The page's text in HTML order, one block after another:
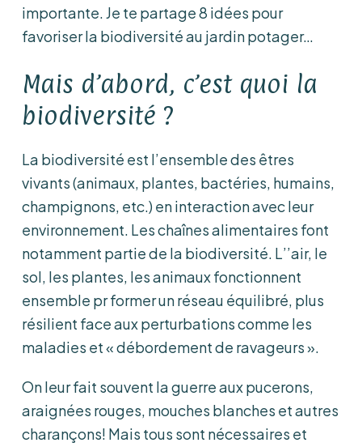
importante. Je te partage 8 idées pour
favoriser la biodiversité au jardin potager…
Mais d’abord, c’est quoi la
biodiversité ?
La biodiversité est l’ensemble des êtres
vivants (animaux, plantes, bactéries, humains,
champignons, etc.) en interaction avec leur
environnement. Les chaînes alimentaires font
notamment partie de la biodiversité. L’’air, le
sol, les plantes, les animaux fonctionnent
ensemble pr former un réseau équilibré, plus
résilient face aux perturbations comme les
maladies et « débordement de ravageurs ».
On leur fait souvent la guerre aux pucerons,
araignées rouges, mouches blanches et autres
charançons! Mais tous sont nécessaires et